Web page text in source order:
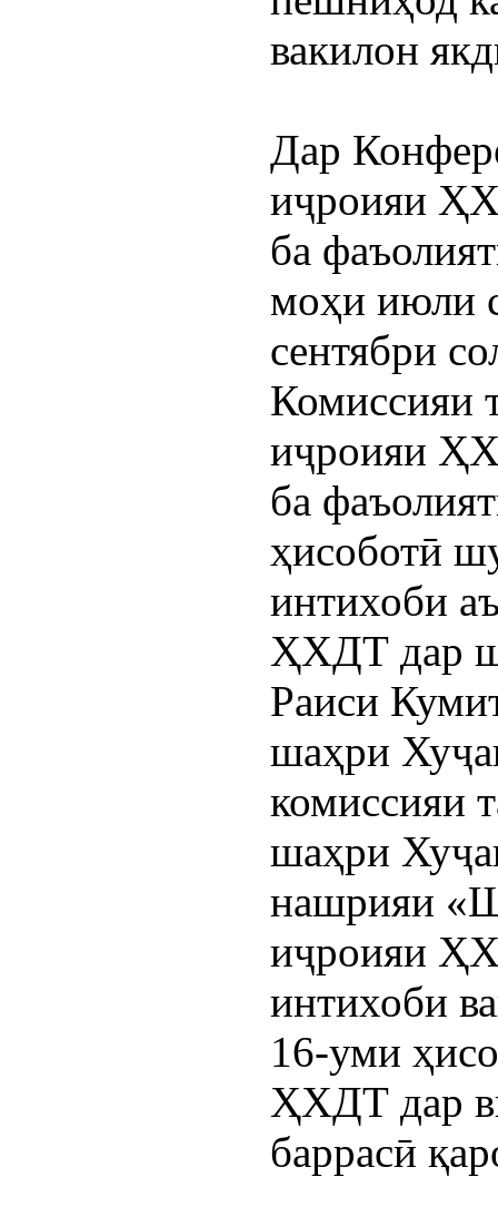
вакилон
Дар
иҷроияи
ба
моҳи июли
сентябри
Комиссияи
иҷроияи
ба
ҳисоботӣ
интихоби
ҲХДТ дар
Раиси
шаҳри
комиссияи
шаҳри
нашрияи
иҷроияи
интихоби
16-уми
ҲХДТ дар
баррасӣ